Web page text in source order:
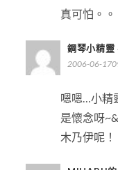
真可怕。
鋼琴小精
2006-06-
嗯嗯…小精
是懷念呀
木乃伊呢！